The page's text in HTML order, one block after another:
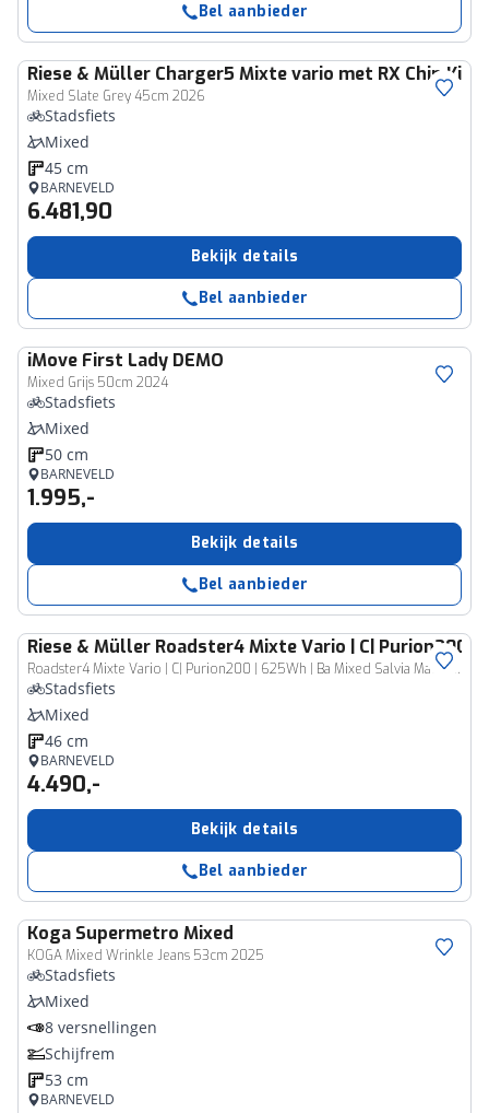
Bel aanbieder
Riese & Müller Charger5 Mixte vario met RX Chip
Mixed Slate Grey 45cm 2026
Stadsfiets
Mixed
45 cm
BARNEVELD
6.481,90
Bekijk details
Bel aanbieder
iMove First Lady DEMO
Mixed Grijs 50cm 2024
Stadsfiets
Mixed
50 cm
BARNEVELD
1.995,-
Bekijk details
Bel aanbieder
Riese & Müller Roadster4 Mixte Vario | C| Purion200 |
Roadster4 Mixte Vario | C| Purion200 | 625Wh | Ba Mixed Salvia Matt 45 46cm 2025
Stadsfiets
Mixed
46 cm
BARNEVELD
4.490,-
Bekijk details
Bel aanbieder
Koga Supermetro Mixed
KOGA Mixed Wrinkle Jeans 53cm 2025
Stadsfiets
Mixed
8 versnellingen
Schijfrem
53 cm
BARNEVELD